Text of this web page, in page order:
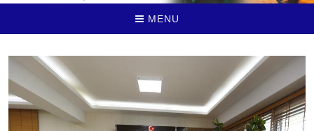
MENU